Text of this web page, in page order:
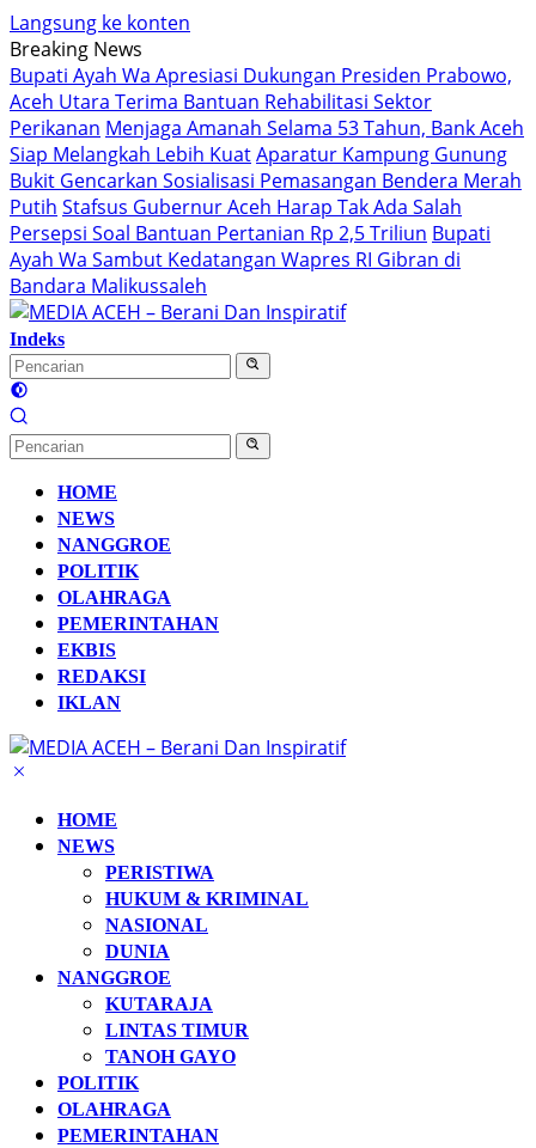
Langsung ke konten
Breaking News
Bupati Ayah Wa Apresiasi Dukungan Presiden Prabowo,
Aceh Utara Terima Bantuan Rehabilitasi Sektor
Perikanan Menjaga Amanah Selama 53 Tahun, Bank Aceh
Siap Melangkah Lebih KuatAparatur Kampung Gunung
Bukit Gencarkan Sosialisasi Pemasangan Bendera Merah
Putih Stafsus Gubernur Aceh Harap Tak Ada Salah
Persepsi Soal Bantuan Pertanian Rp 2,5 Triliun Bupati
Ayah Wa Sambut Kedatangan Wapres RI Gibran di
Bandara Malikussaleh
Indeks
HOME
NEWS
NANGGROE
POLITIK
OLAHRAGA
PEMERINTAHAN
EKBIS
REDAKSI
IKLAN
HOME
NEWS
PERISTIWA
HUKUM & KRIMINAL
NASIONAL
DUNIA
NANGGROE
KUTARAJA
LINTAS TIMUR
TANOH GAYO
POLITIK
OLAHRAGA
PEMERINTAHAN